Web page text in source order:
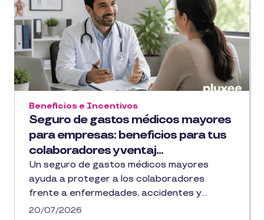
Seguro de gastos médicos mayores
para empresas: beneficios para tus
colaboradores y ventaj...
Beneficios e Incentivos
Un seguro de gastos médicos mayores
ayuda a proteger a los colaboradores
frente a enfermedades, accidentes y...
20/07/2026